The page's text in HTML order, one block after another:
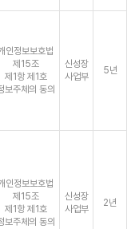
인정보보호법
제15조
제1항 제1호
보주체의 동의
신성장
사업부
5년
인정보보호법
제15조
제1항 제1호
보주체의 동의
신성장
사업부
2년